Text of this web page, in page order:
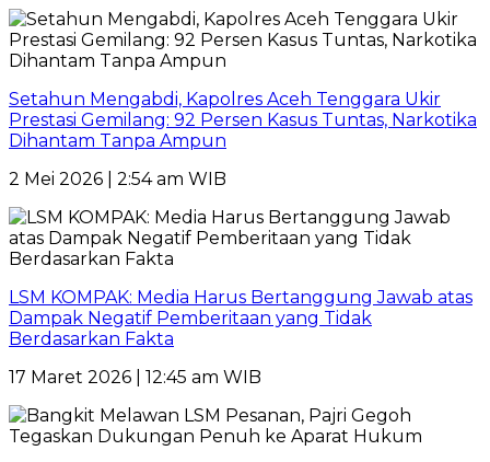
Setahun Mengabdi, Kapolres Aceh Tenggara Ukir
Prestasi Gemilang: 92 Persen Kasus Tuntas, Narkotika
Dihantam Tanpa Ampun
2 Mei 2026 | 2:54 am WIB
LSM KOMPAK: Media Harus Bertanggung Jawab atas
Dampak Negatif Pemberitaan yang Tidak
Berdasarkan Fakta
17 Maret 2026 | 12:45 am WIB